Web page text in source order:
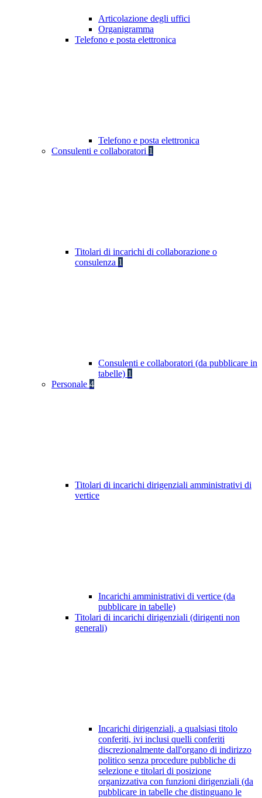
Articolazione degli uffici
Organigramma
Telefono e posta elettronica
Telefono e posta elettronica
Consulenti e collaboratori 1
Titolari di incarichi di collaborazione o
consulenza 1
Consulenti e collaboratori (da pubblicare in
tabelle) 1
Personale 4
Titolari di incarichi dirigenziali amministrativi di
vertice
Incarichi amministrativi di vertice (da
pubblicare in tabelle)
Titolari di incarichi dirigenziali (dirigenti non
generali)
Incarichi dirigenziali, a qualsiasi titolo
conferiti, ivi inclusi quelli conferiti
discrezionalmente dall'organo di indirizzo
politico senza procedure pubbliche di
selezione e titolari di posizione
organizzativa con funzioni dirigenziali (da
pubblicare in tabelle che distinguano le